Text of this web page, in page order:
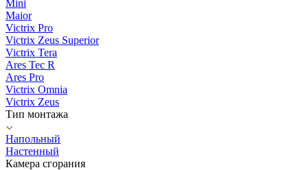
Mini
Maior
Victrix Pro
Victrix Zeus Superior
Victrix Tera
Ares Tec R
Ares Pro
Victrix Omnia
Victrix Zeus
Тип монтажа
Напольный
Настенный
Камера сгорания